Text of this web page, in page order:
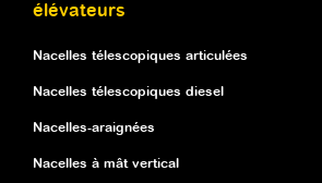
élévateurs
Nacelles télescopiques articulées
Nacelles télescopiques diesel
Nacelles-araignées
Nacelles à mât vertical